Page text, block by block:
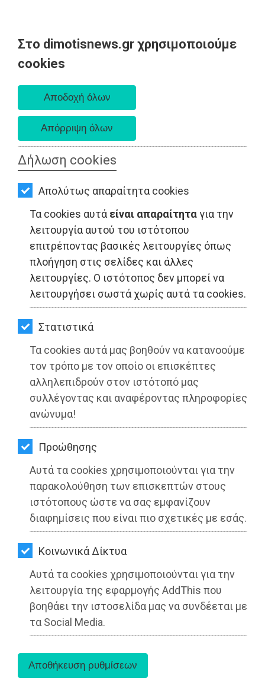
Στο dimotisnews.gr χρησιμοποιούμε
cookies
Δήλωση cookies
Απολύτως απαραίτητα cookies
Τα cookies αυτά είναι απαραίτηταγια την
λειτουργία αυτού του ιστότοπου
επιτρέποντας βασικές λειτουργίες όπως
πλοήγηση στις σελίδες και άλλες
λειτουργίες. Ο ιστότοπος δεν μπορεί να
λειτουργήσει σωστά χωρίς αυτά τα cookies.
Στατιστικά
Τα cookies αυτά μας βοηθούν να κατανοούμε
τον τρόπο με τον οποίο οι επισκέπτες
αλληλεπιδρούν στον ιστότοπό μας
συλλέγοντας και αναφέροντας πληροφορίες
ανώνυμα!
Προώθησης
Αυτά τα cookies χρησιμοποιούνται για την
παρακολούθηση των επισκεπτών στους
ιστότοπους ώστε να σας εμφανίζουν
διαφημίσεις που είναι πιο σχετικές με εσάς.
Kοινωνικά Δίκτυα
Αυτά τα cookies χρησιμοποιούνται για την
λειτουργία της εφαρμογής AddThis που
βοηθάει την ιστοσελίδα μας να συνδέεται με
τα Social Media.
AΡΧΙΚΗ
ΕΙΔΗΣΕΙΣ
ΠΟΛΙΤΙΚΗ
ΤΟΠΙΚΗ
ΑΥΤΟΔΙΟΙΚΗΣΗ
ΟΙΚΟΝΟΜΙΑ
ΑΘΛΗΤΙΣΜΟΣ
ΠΟΛΙΤΙΣΜΟΣ
ΣΠΙΤΙ-
ΚΗΠΟΣ
ΥΓΕΙΑ
LIFESTYLE
ΤΑΞΙΔΙΑ
ΕΞΟΔΟΣ
ΠΕΡΙΒΑΛΛΟΝ
ΚΑΤΟΙΚΙΔΙΟ
ΑΓΓΕΛΙΕΣ
ΕΦΗΜΕΡΙΔΕΣ
OΔΗΓΟΣ
ΑΓΟΡΑΣ
ΨΙΘΥΡΟΙ
ΑΠΟΣΤΟΛΗ
ΑΡΘΡΩΝ
ΑΘΛΗΤΙΣΜΟΣ - Μαραθώνας
Με το ΧΑΛΚΙΝΟ ΜΕΤΑΛΛΙΟ
επιστρέφει ο Λουκάς Πρωτονοτάριος
από το Λεβερκούζεν
Διαβάστηκε 4831 φορές